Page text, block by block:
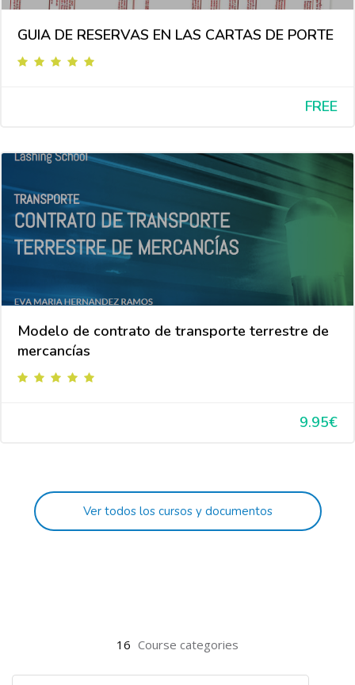
GUIA DE RESERVAS EN LAS CARTAS DE PORTE
FREE
Modelo de contrato de transporte terrestre de
mercancías
9.95€
Ver todos los cursos y documentos
16 Course categories